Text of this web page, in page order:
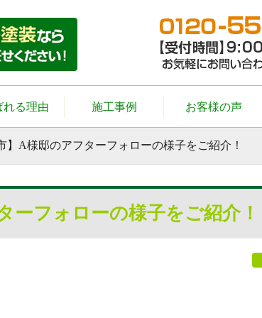
れる理由 施工事例 お客様の声
】A様邸のアフターフォローの様子をご紹介！
ーフォローの様子をご紹介！